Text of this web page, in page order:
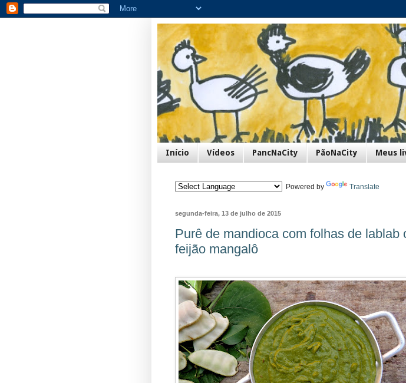
Início Vídeos PancNaCity PãoNaCity Meus
Powered by Translate
segunda-feira, 13 de julho de 2015
Purê de mandioca com folhas de lablab
feijão mangalô